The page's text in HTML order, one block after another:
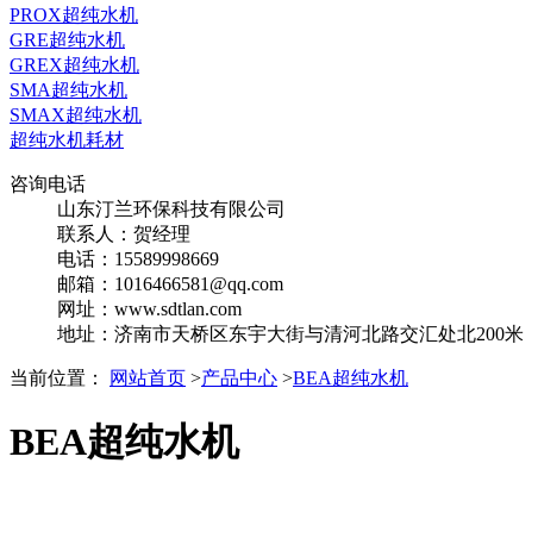
PROX超纯水机
GRE超纯水机
GREX超纯水机
SMA超纯水机
SMAX超纯水机
超纯水机耗材
咨询电话
山东汀兰环保科技有限公司
联系人：贺经理
电话：15589998669
邮箱：1016466581@qq.com
网址：www.sdtlan.com
地址：济南市天桥区东宇大街与清河北路交汇处北200米
当前位置： 网站首页 >产品中心 >BEA超纯水机
BEA超纯水机